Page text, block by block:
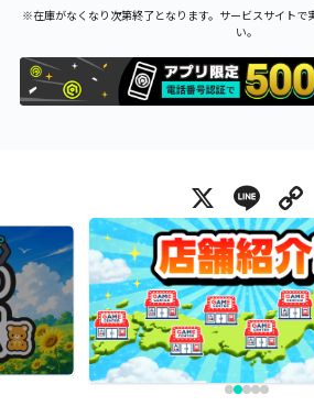
※在庫がなくなり次第終了となります。サービスサイトで
い。
X Line